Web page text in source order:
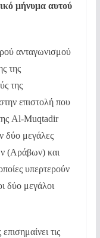
μήνυμα αυτού
ανταγωνισμού
της
της
επιστολή που
Al-Muqtadir
δύο μεγάλες
(Αράβων) και
υπερτερούν
δύο μεγάλοι
τις